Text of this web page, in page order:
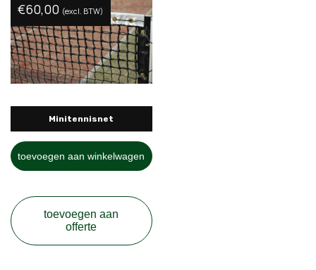
Minitennisnet
€60,00 (excl. BTW)
toevoegen aan winkelwagen
toevoegen aan
offerte